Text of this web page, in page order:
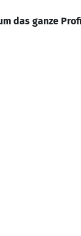
das ganze